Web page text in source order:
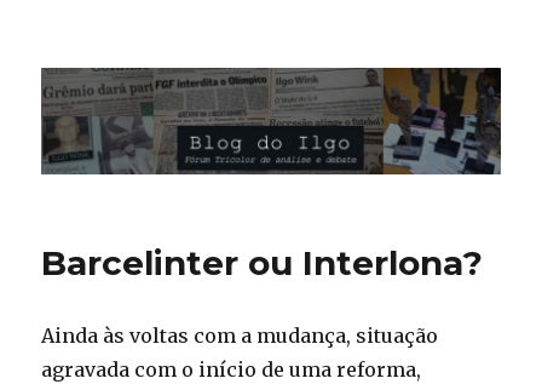
Blog do Ilgo Wink
Barcelinter ou Interlona?
Ainda às voltas com a mudança, situação
agravada com o início de uma reforma,